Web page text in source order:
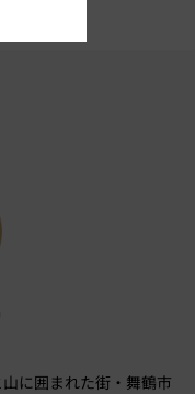
に囲まれた街・舞鶴市